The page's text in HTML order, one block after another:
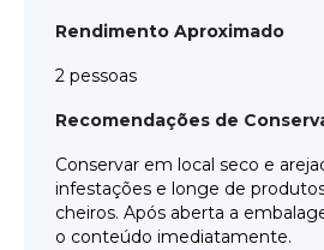
Rendimento Aproximado
2 pessoas
Recomendações de
Conservar em local seco e
infestações e longe de
cheiros. Após aberta a
o conteúdo imediatamente.